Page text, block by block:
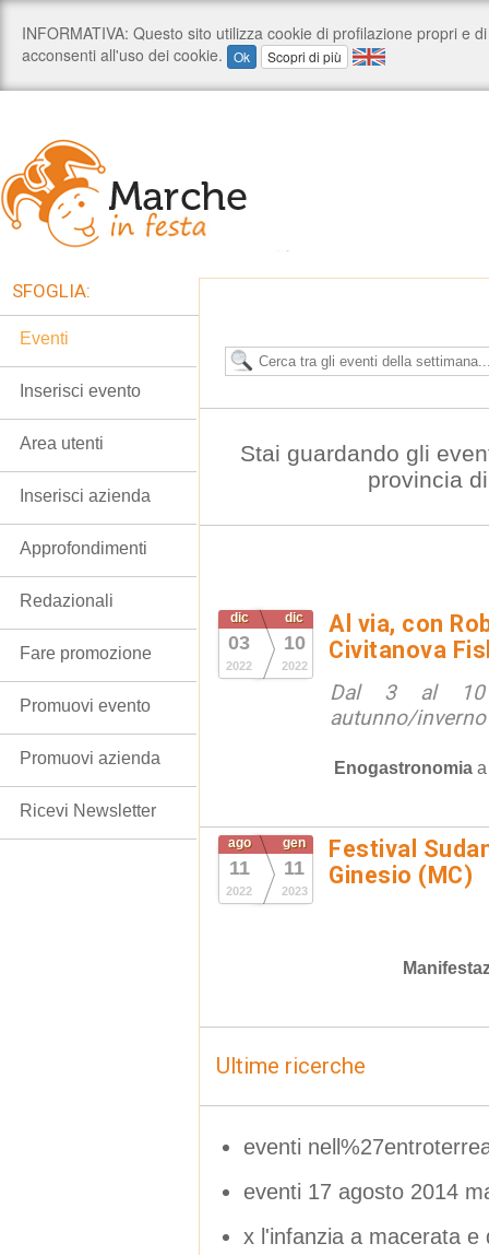
Stai guardando gli
provincia
dic
03
2022
dic
10
2022
Al via, con
Civitanova
Dal 3 al 10
autunno/
Enogastronomia
ago
11
2022
gen
11
2023
Festival
Ginesio (MC)
Ultime ricerche
eventi
eventi 17 agosto 2014
x l'infanzia a macerata e
SFOGLIA:
Eventi
Inserisci evento
Area utenti
Inserisci azienda
Approfondimenti
Redazionali
Fare promozione
Promuovi evento
Promuovi azienda
Ricevi Newsletter